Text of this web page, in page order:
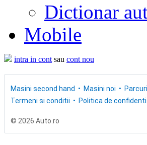
Dictionar
Mobile
intra in cont sau cont nou
Masini second hand Masini noi
Termeni si conditii
Politica de
© 2026 Auto.ro